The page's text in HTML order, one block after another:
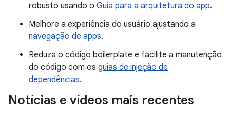
robusto usando o Guia para a arquitetura do app.
Melhore a experiência do usuário ajustando a
navegação de apps.
Reduza o código boilerplate e facilite a manutenção
do código com os guias de injeção de
dependências.
Notícias e vídeos mais recentes